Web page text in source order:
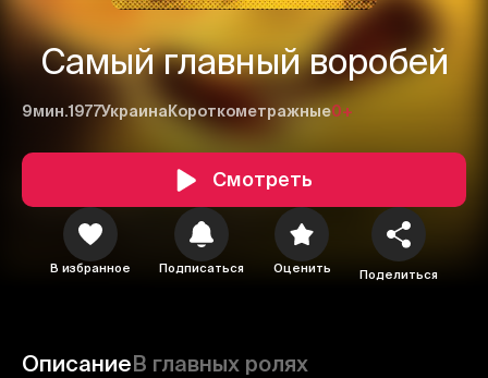
Самый главный воробей
9мин.1977Украина Короткометражные0+
Смотреть
В избранное Подписаться Оценить Поделиться
ОписаниеВ главных ролях
1 2 3
Отправить